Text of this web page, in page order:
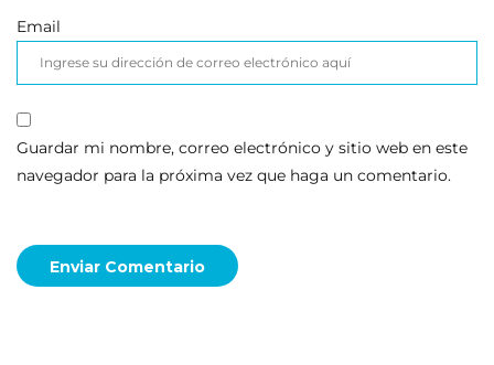
Email
Guardar mi nombre, correo electrónico y sitio web en este
navegador para la próxima vez que haga un comentario.
Enviar Comentario